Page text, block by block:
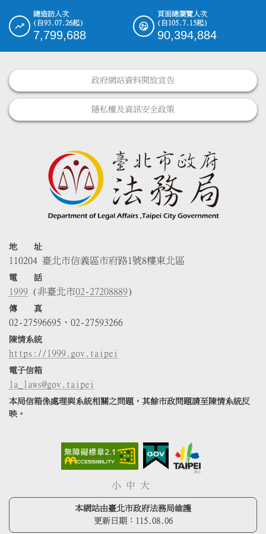
總造訪人次
(自93.07.26起)
7,799,688
頁面總瀏覽人次
(自105.7.15起)
90,394,884
政府網站資料開放宣告
隱私權及資訊安全政策
地 址
110204 臺北市信義區市府路1號8樓東北區
電 話
1999 (非臺北市02-27208889)
傳 真
02-27596695、02-27593266
陳情系統
https://1999.gov.taipei
電子信箱
la_laws@gov.taipei
本局信箱係處理與系統相關之問題，其餘市政問題請至陳情系統反
映。
小 中 大
本網站由臺北市政府法務局維護
更新日期： 115.08.06